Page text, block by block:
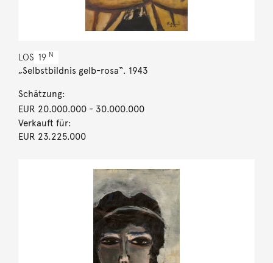
LOS 19 N
„Selbstbildnis gelb-rosa“. 1943
Schätzung:
EUR 20.000.000- 30.000.000
Verkauft für:
EUR 23.225.000